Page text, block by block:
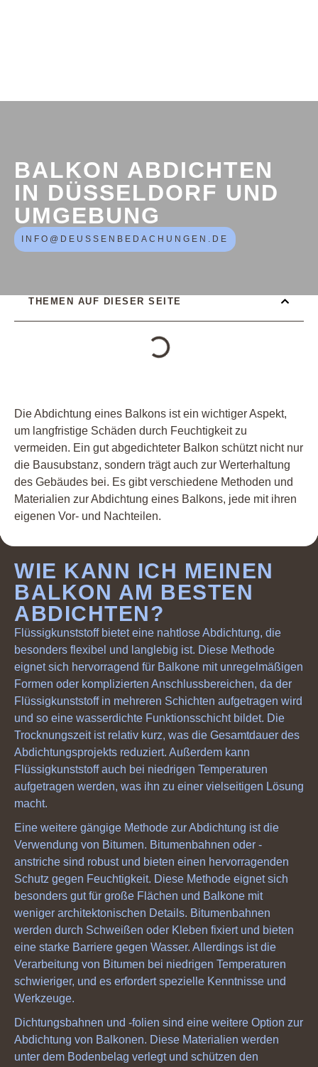
BALKON ABDICHTEN
IN DÜSSELDORF UND
UMGEBUNG
INFO@DEUSSENBEDACHUNGEN.DE
THEMEN AUF DIESER SEITE
Die Abdichtung eines Balkons ist ein wichtiger Aspekt,
um langfristige Schäden durch Feuchtigkeit zu
vermeiden. Ein gut abgedichteter Balkon schützt nicht nur
die Bausubstanz, sondern trägt auch zur Werterhaltung
des Gebäudes bei. Es gibt verschiedene Methoden und
Materialien zur Abdichtung eines Balkons, jede mit ihren
eigenen Vor- und Nachteilen.
WIE KANN ICH MEINEN
BALKON AM BESTEN
ABDICHTEN?
Flüssigkunststoff bietet eine nahtlose Abdichtung, die
besonders flexibel und langlebig ist. Diese Methode
eignet sich hervorragend für Balkone mit unregelmäßigen
Formen oder komplizierten Anschlussbereichen, da der
Flüssigkunststoff in mehreren Schichten aufgetragen wird
und so eine wasserdichte Funktionsschicht bildet. Die
Trocknungszeit ist relativ kurz, was die Gesamtdauer des
Abdichtungsprojekts reduziert. Außerdem kann
Flüssigkunststoff auch bei niedrigen Temperaturen
aufgetragen werden, was ihn zu einer vielseitigen Lösung
macht.
Eine weitere gängige Methode zur Abdichtung ist die
Verwendung von Bitumen. Bitumenbahnen oder -
anstriche sind robust und bieten einen hervorragenden
Schutz gegen Feuchtigkeit. Diese Methode eignet sich
besonders gut für große Flächen und Balkone mit
weniger architektonischen Details. Bitumenbahnen
werden durch Schweißen oder Kleben fixiert und bieten
eine starke Barriere gegen Wasser. Allerdings ist die
Verarbeitung von Bitumen bei niedrigen Temperaturen
schwieriger, und es erfordert spezielle Kenntnisse und
Werkzeuge.
Dichtungsbahnen und -folien sind eine weitere Option zur
Abdichtung von Balkonen. Diese Materialien werden
unter dem Bodenbelag verlegt und schützen den